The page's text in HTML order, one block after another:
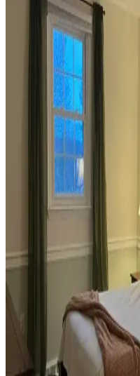
Reddit tartışması üzerinden
mobilya yerleşimi ve
alanlarının estetik ve
Veranda
ve Mobilya
Yöntemleri
Veranda dekorasyonunda
uyumlu kullanımı mekânı
seçimler verandanın
Habitat'tan İkinci El
Dekorasyonunda Stil
Habitat mağazalarından
dekorasyon için fırsatlar
oluşturma evin atmosferini
Teal Renkli
Uyumunda Renk
Teal renkli sandalyenin halı
aksesuar seçimiyle sağlanır.
ahşap dolap, teal rengini öne
Yan Sehpa Boyama